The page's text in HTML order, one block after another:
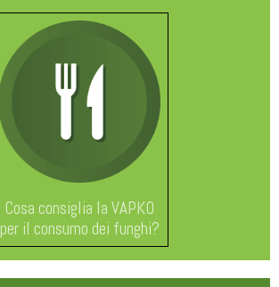
Cosa consiglia la VAPKO
per il consumo dei funghi?